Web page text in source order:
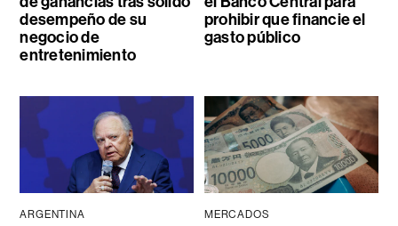
desempeño de su
negocio de
entretenimiento
prohibir que financie el
gasto público
ARGENTINA MERCADOS